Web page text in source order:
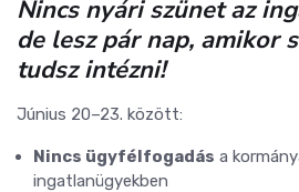
Nincs nyári szünet az
de lesz pár nap, amikor
tudsz intézni!
Június 20–23. között:
Nincs ügyfélfogadás a
ingatlanügyekben